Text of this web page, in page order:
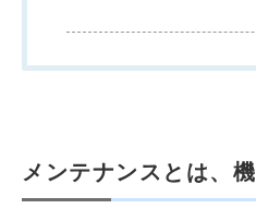
メンテナンスとは、